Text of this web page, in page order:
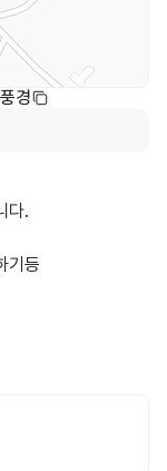
경
다.
기등